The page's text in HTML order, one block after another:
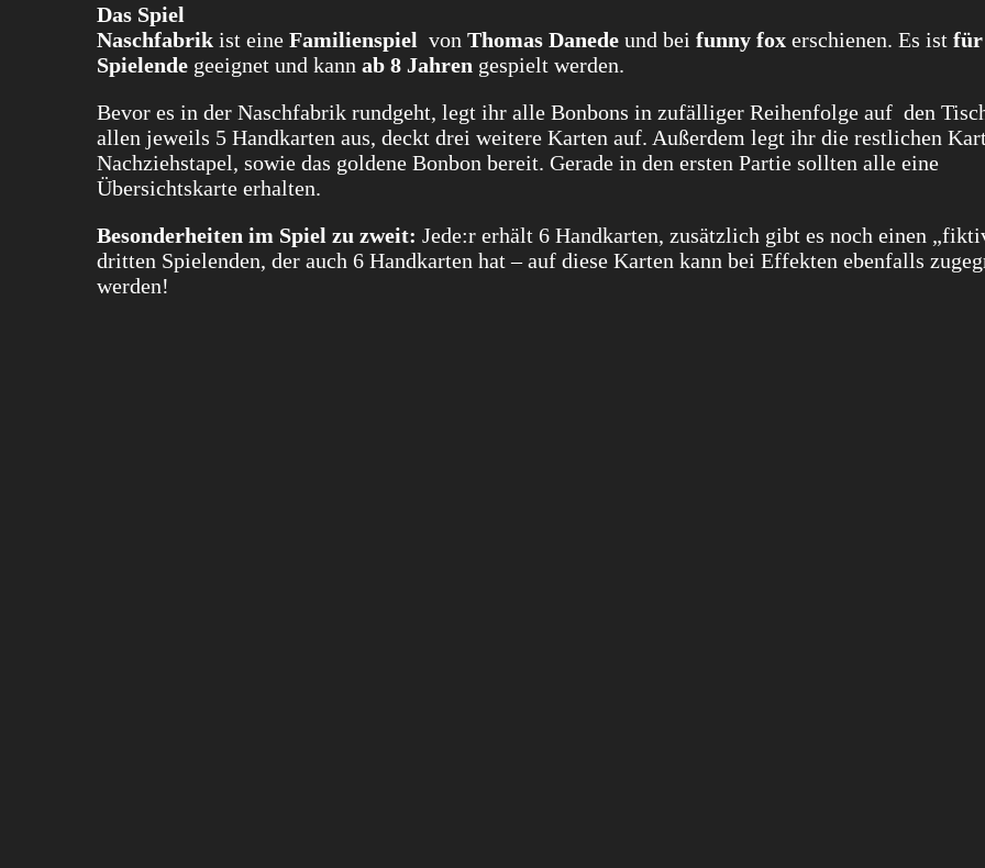
Das Spiel
Naschfabrik ist eine Familienspiel von Thomas Danede und bei funny fox erschienen. Es ist für
Spielende geeignet und kann ab 8 Jahren gespielt werden.
Bevor es in der Naschfabrik rundgeht, legt ihr alle Bonbons in zufälliger Reihenfolge auf den
allen jeweils 5 Handkarten aus, deckt drei weitere Karten auf. Außerdem legt ihr die restlichen
Nachziehstapel, sowie das goldene Bonbon bereit. Gerade in den ersten Partie sollten alle eine
Übersichtskarte erhalten.
Besonderheiten im Spiel zu zweit: Jede:r erhält 6 Handkarten, zusätzlich gibt es noch einen
dritten Spielenden, der auch 6 Handkarten hat – auf diese Karten kann bei Effekten ebenfalls
werden!